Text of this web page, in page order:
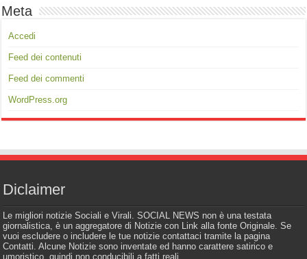
Meta
Accedi
Feed dei contenuti
Feed dei commenti
WordPress.org
Diclaimer
Le migliori notizie Sociali e Virali. SOCIAL NEWS non è una testata
giornalistica, è un aggregatore di Notizie con Link alla fonte Originale. Se
vuoi escludere o includere le tue notizie contattaci tramite la pagina
Contatti. Alcune Notizie sono inventate ed hanno carattere satirico e
umoristico, quindi non conducibili a fatti reali.